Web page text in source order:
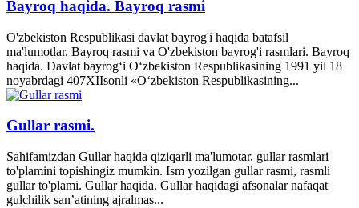
Bayroq haqida. Bayroq rasmi
O'zbekiston Respublikasi davlat bayrog'i haqida batafsil
ma'lumotlar. Bayroq rasmi va O'zbekiston bayrog'i rasmlari. Bayroq
haqida. Davlat bayrog‘i O‘zbekiston Respublikasining 1991 yil 18
noyabrdagi 407­XII­sonli «O‘zbekiston Respublikasining...
Gullar rasmi.
Sahifamizdan Gullar haqida qiziqarli ma'lumotar, gullar rasmlari
to'plamini topishingiz mumkin. Ism yozilgan gullar rasmi, rasmli
gullar to'plami. Gullar haqida. Gullar haqidagi afsonalar nafaqat
gulchilik san’atining ajralmas...